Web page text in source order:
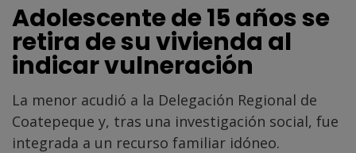
Adolescente de 15 años se
retira de su vivienda al
indicar vulneración
La menor acudió a la Delegación Regional de
Coatepeque y, tras una investigación social, fue
integrada a un recurso familiar idóneo.